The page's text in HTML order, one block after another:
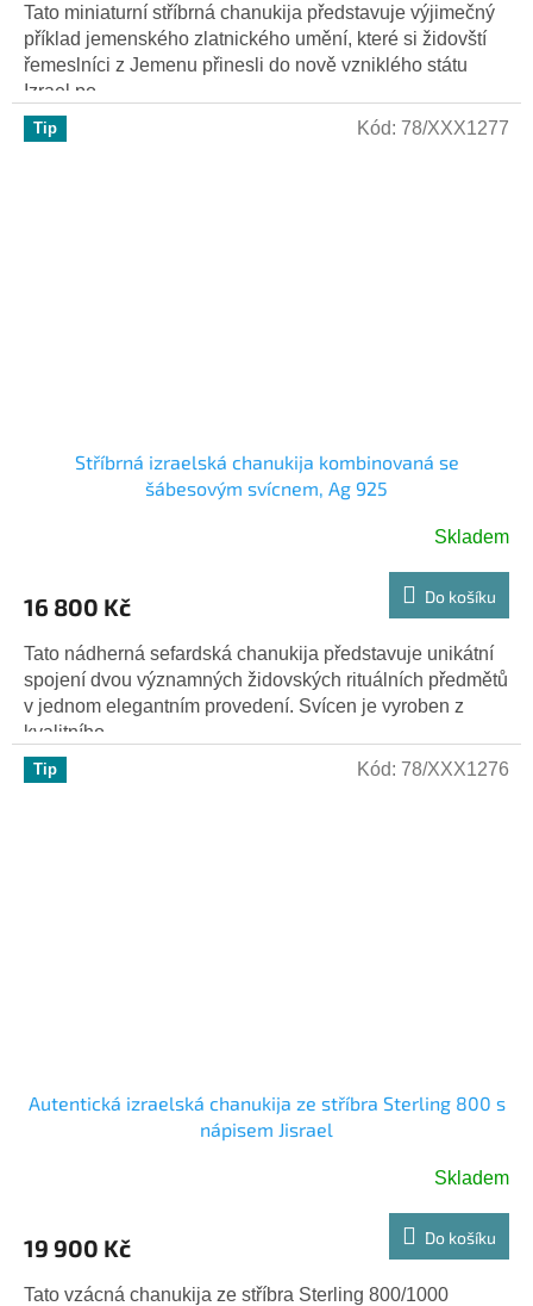
Tato miniaturní stříbrná chanukija představuje výjimečný
příklad jemenského zlatnického umění, které si židovští
řemeslníci z Jemenu přinesli do nově vzniklého státu
Izrael po...
Tip
Stříbrná izraelská chanukija kombinovaná se
šábesovým svícnem, Ag 925
Skladem
16 800 Kč Do košíku
Tato nádherná sefardská chanukija představuje unikátní
spojení dvou významných židovských rituálních předmětů
v jednom elegantním provedení. Svícen je vyroben z
kvalitního...
Kód: 78/XXX1277
Tip
Autentická izraelská chanukija ze stříbra Sterling 800 s
nápisem Jisrael
Skladem
19 900 Kč Do košíku
Tato vzácná chanukija ze stříbra Sterling 800/1000
Kód: 78/XXX1276